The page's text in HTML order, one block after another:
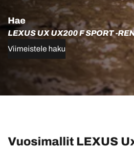
Hae
LEXUS UX UX200 F SPORT -
Viimeistele haku
Vuosimallit LEXUS